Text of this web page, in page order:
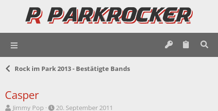
Rock im Park 2013 - Bestätigte Bands
Casper
EJimmy Pop
E
20. September 2011